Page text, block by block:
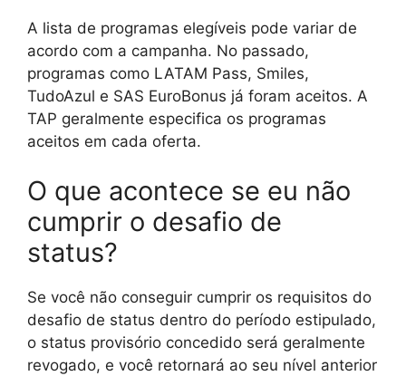
A lista de programas elegíveis pode variar de
acordo com a campanha. No passado,
programas como LATAM Pass, Smiles,
TudoAzul e SAS EuroBonus já foram aceitos. A
TAP geralmente especifica os programas
aceitos em cada oferta.
O que acontece se eu não
cumprir o desafio de
status?
Se você não conseguir cumprir os requisitos do
desafio de status dentro do período estipulado,
o status provisório concedido será geralmente
revogado, e você retornará ao seu nível anterior